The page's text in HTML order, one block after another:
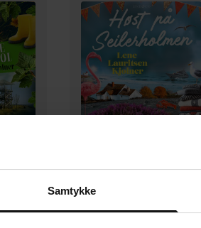
SamtykkeLene Lauritsen Kjølner
LYDBOK